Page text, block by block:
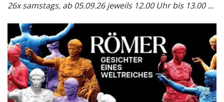
26x samstags, ab 05.09.26 jeweils 12.00 Uhr bis 13.00 Uhr